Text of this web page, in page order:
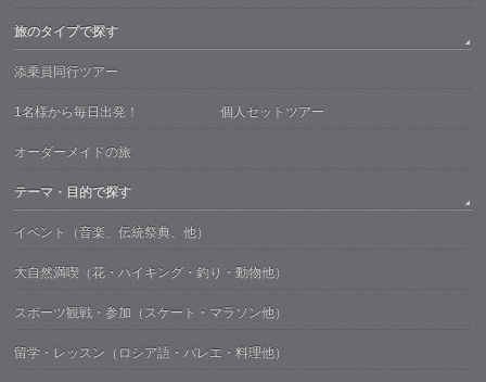
旅のタイプで探す
添乗員同行ツアー
1名様から毎日出発！ 個人セットツアー
オーダーメイドの旅
テーマ・目的で探す
イベント（音楽、伝統祭典、他）
大自然満喫（花・ハイキング・釣り・動物他）
スポーツ観戦・参加（スケート・マラソン他）
留学・レッスン（ロシア語・バレエ・料理他）